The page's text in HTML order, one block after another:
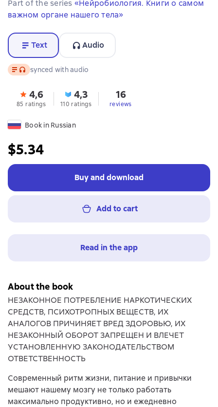
Part of the series «Нейробиология. Книги о самом
важном органе нашего тела»
Text Audio
Text, audio format available
synced with audio
4,6
85 ratings
4,3
110 ratings
16
reviews
Book in Russian
$5.34
Buy and download
Add to cart
Read in the app
About the book
НЕЗАКОННОЕ ПОТРЕБЛЕНИЕ НАРКОТИЧЕСКИХ
СРЕДСТВ, ПСИХОТРОПНЫХ ВЕЩЕСТВ, ИХ
АНАЛОГОВ ПРИЧИНЯЕТ ВРЕД ЗДОРОВЬЮ, ИХ
НЕЗАКОННЫЙ ОБОРОТ ЗАПРЕЩЕН И ВЛЕЧЕТ
УСТАНОВЛЕННУЮ ЗАКОНОДАТЕЛЬСТВОМ
ОТВЕТСТВЕННОСТЬ
Современный ритм жизни, питание и привычки
мешают нашему мозгу не только работать
максимально продуктивно, но и ежедневно